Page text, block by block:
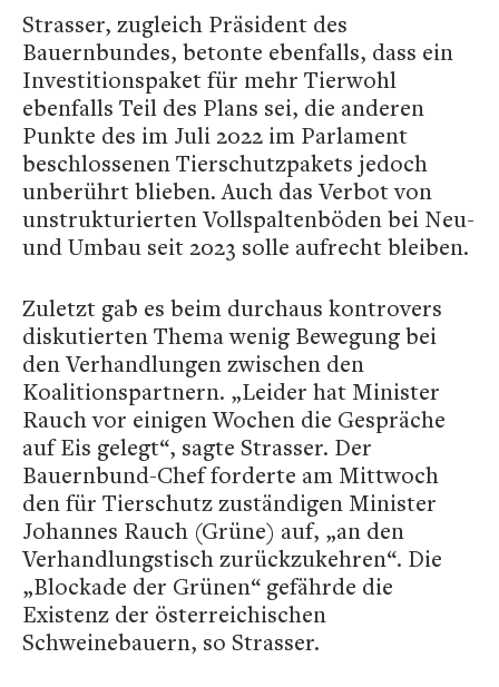
Strasser, zugleich Präsident des
Bauernbundes, betonte ebenfalls, dass ein
Investitionspaket für mehr Tierwohl
ebenfalls Teil des Plans sei, die anderen
Punkte des im Juli 2022 im Parlament
beschlossenen Tierschutzpakets jedoch
unberührt blieben. Auch das Verbot von
unstrukturierten Vollspaltenböden bei Neu-
und Umbau seit 2023 solle aufrecht bleiben.
Zuletzt gab es beim durchaus kontrovers
diskutierten Thema wenig Bewegung bei
den Verhandlungen zwischen den
Koalitionspartnern. „Leider hat Minister
Rauch vor einigen Wochen die Gespräche
auf Eis gelegt“, sagte Strasser. Der
Bauernbund-Chef forderte am Mittwoch
den für Tierschutz zuständigen Minister
Johannes Rauch (Grüne) auf, „an den
Verhandlungstisch zurückzukehren“. Die
„Blockade der Grünen“ gefährde die
Existenz der österreichischen
Schweinebauern, so Strasser.